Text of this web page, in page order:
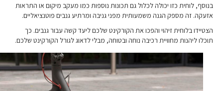
בנוסף, לוחית כזו יכולה לכלול גם תכונות נוספות כמו מעקב מיקום או התראות
אזעקה. זה מספק הגנה משמעותית מפני גניבה ומרתיע גנבים פוטנציאליים.
הצטיידו בלוחית זיהוי והפכו את הקורקינט שלכם ליעד קשה עבור גנבים. כך
תוכלו ליהנות מחוויית רכיבה נוחה ובטוחה, מבלי לדאוג לגורל הקורקינט שלכם.